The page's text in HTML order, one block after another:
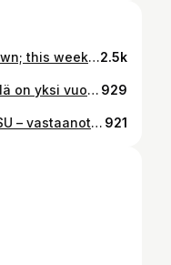
In a world that never slows down; this weekend in nature with friends gave our soul a RESET! ❤️🔋2.5k
Midsummer🌼 Juhannus mökillä on yksi vuoden odotetuimmista hetkistä. Täällä sielu lepää. Joka vuosi samat maisemat, tutut tuoksut, saunan lämpö ja kesäyön valo tuovat mukanaan lapsuuden lämpimät muistot. Mökillä arki hidastuu, mieli rauhoittuu ja keho saa levätä. Juuri täällä muistan, miten vähän ihminen lopulta tarvitsee ollakseen onnellinen. 🤍 Rakastan näitä hetkiä, jolloin aika tuntuu pysähtyvän edes hetkeksi. Hyvää juhannusta kaikille. 🌿☀️🇫🇮 #midsummer #midsommar #juhannus #dressed 929
🔥 LUOTTAMUKSELLINEN KUTSU – vastaanotettu. Ja mikä kokemus siitä seurasikaan. Viime viikolla sain viestin, että minut on kutsuttu mukaan Motivaatiomontulle. Olin samaan aikaan innoissani, jännittynyt ja vähän kauhuissani, koska tiesin jo etukäteen, että tämä tulisi haastamaan minua tavalla, johon en ole tottunut. Juoksukuntoa ja pyöräilykuntoa löytyy, mutta tiesin, että tänään koetukselle joutuisivat erityisesti lihaskunto, voima ja pääkoppa. Burpeita. Punnerruksia. Lankutuksia. Kyykkyjä. Pitoja. Ja loputtomalta tuntuvia nousuja ja laskuja montussa. Ja yksi asia tuli selväksi heti alkuun: se monttu on oikeasti paljon isompi livenä kuin televisiossa. 😅 Tämä kokemus pisti nöyräksi parhaalla mahdollisella tavalla. Se muistutti, että hyvä kunto ei ole vain yhtä asiaa. Vaikka kestävyyskunto kantaa pitkälle, on myös tärkeää kehittää voimaa, liikkuvuutta ja kykyä jatkaa silloin, kun kroppa ja mieli alkavat väsyä. Olen todella kiitollinen tästä kokemuksesta ja mahdollisuudesta haastaa itseni uudella tavalla. Tällaiset hetket muistuttavat, että mukavuusalueen ulkopuolella tapahtuu eniten kasvua. 💥 Kiitos @tripledryfinland @martinaaitolehtiofficial ja @petaist0 tästä ainutlaatuisesta kokemuksesta. 🙏 Ja tottakai kiitos @jennareivolahti kun pääsin jakamaan tämän kokemuksen sun kanssa! ☺️🤍 Nyt tiedän yhden asian varmaksi: omiin treeneihin löytyi rutkasti uutta motivaatiota. #motivaatiomonttu #erikoisjoukot 921